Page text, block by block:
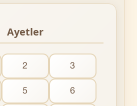
Ayetler
2 3
5 6